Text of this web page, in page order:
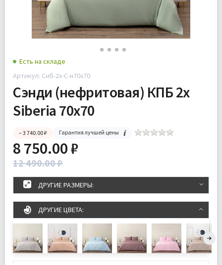
Есть на складе
Артикул: Сиб-2х-С-н70х70
Сэнди (нефритовая) КПБ 2x
Siberia 70х70
– 3 740.00 ₽ Гарантия лучшей цены
8 750.00 ₽
12 490.00 ₽
ДРУГИЕ РАЗМЕРЫ:
ДРУГИЕ ЦВЕТА: